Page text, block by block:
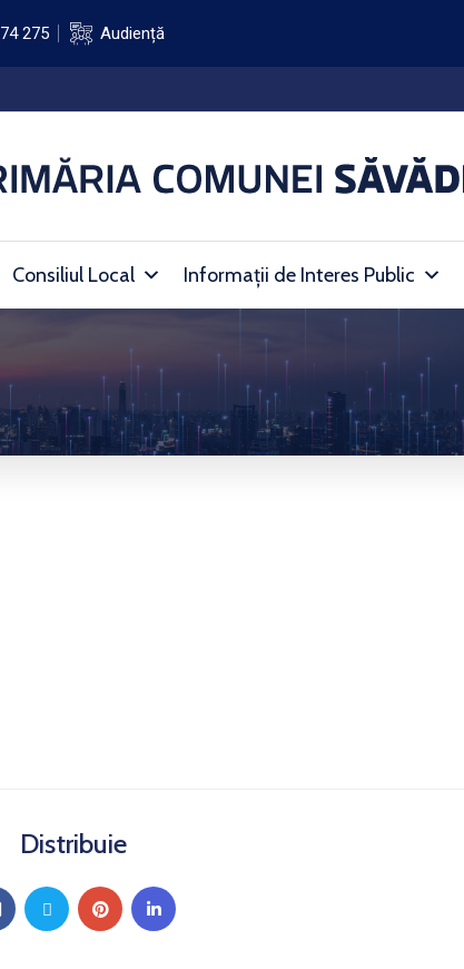
275 Audiență
Consiliul Local Informații de Interes Public
Distribuie